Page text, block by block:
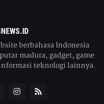
berbahasa Indonesia
madura, gadget, game
teknologi lainnya.